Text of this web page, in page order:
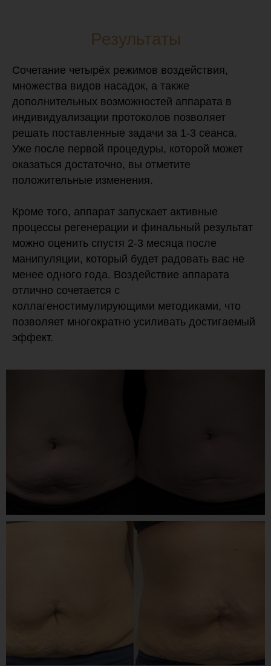
Результаты
Сочетание четырёх режимов воздействия,
множества видов насадок, а также
дополнительных возможностей аппарата в
индивидуализации протоколов позволяет
решать поставленные задачи за 1-3 сеанса.
Уже после первой процедуры, которой может
оказаться достаточно, вы отметите
положительные изменения.
Кроме того, аппарат запускает активные
процессы регенерации и финальный результат
можно оценить спустя 2-3 месяца после
манипуляции, который будет радовать вас не
менее одного года. Воздействие аппарата
отлично сочетается с
коллагеностимулирующими методиками, что
позволяет многократно усиливать достигаемый
эффект.